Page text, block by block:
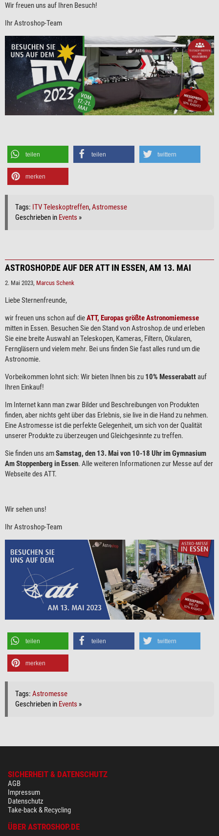
Wir freuen uns auf Ihren Besuch!
Ihr Astroshop-Team
teilen teilen twittern
merken
Tags: ITV Teleskoptreffen,Astromesse
Geschrieben in Events »
ASTROSHOP.DE AUF DER ATT IN ESSEN, AM 13. MAI
2. Mai 2023, Marcus Schenk
Liebe Sternenfreunde,
wir freuen uns schon auf dieATT, Europas größte Astronomiemesse
mitten in Essen. Besuchen Sie den Stand von Astroshop.de und erleben
Sie eine breite Auswahl an Teleskopen, Kameras, Filtern, Okularen,
Ferngläsern und vielem mehr. Bei uns finden Sie fast alles rund um die
Astronomie.
Vorbeikommen lohnt sich: Wir bieten Ihnen bis zu 10% Messerabatt auf
Ihren Einkauf!
Im Internet kann man zwar Bilder und Beschreibungen von Produkten
finden, aber nichts geht über das Erlebnis, sie live in die Hand zu nehmen.
Eine Astromesse ist die perfekte Gelegenheit, um sich von der Qualität
unserer Produkte zu überzeugen und Gleichgesinnte zu treffen.
Sie finden uns amSamstag, den 13. Mai von 10-18 Uhr im Gymnasium
Am Stoppenberg in Essen. Alle weiteren Informationen zur Messe auf der
Webseite des ATT.
Wir sehen uns!
Ihr Astroshop-Team
teilen teilen twittern
merken
Tags: Astromesse
Geschrieben in Events »
SICHERHEIT & DATENSCHUTZ
AGB
Impressum
Datenschutz
Take-back & Recycling
ÜBER ASTROSHOP.DE